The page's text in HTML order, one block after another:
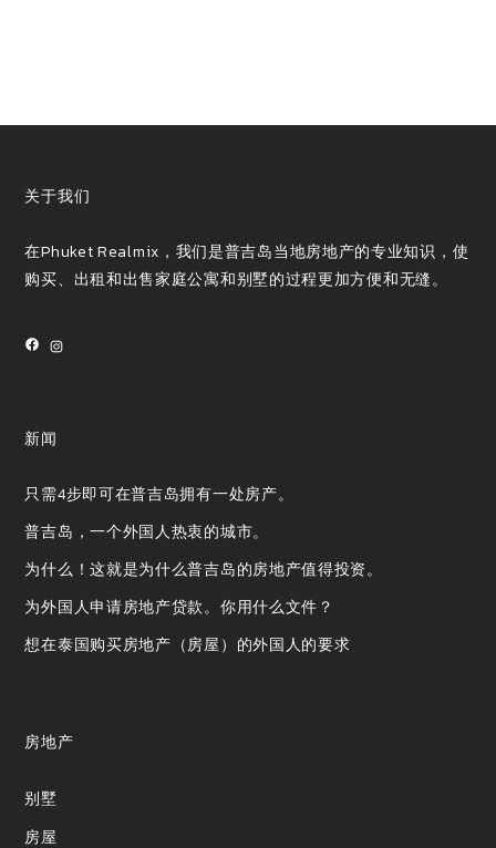
关于我们
在Phuket Realmix，我们是普吉岛当地房地产的专业知识，使
购买、出租和出售家庭公寓和别墅的过程更加方便和无缝。
Facebook
Instagram
新闻
只需4步即可在普吉岛拥有一处房产。
普吉岛，一个外国人热衷的城市。
为什么！这就是为什么普吉岛的房地产值得投资。
为外国人申请房地产贷款。你用什么文件？
想在泰国购买房地产（房屋）的外国人的要求
房地产
别墅
房屋